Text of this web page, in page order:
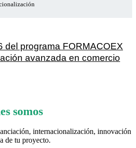
del programa FORMACOEX
avanzada en comercio
somos
internacionalización, innovación
de tu proyecto.